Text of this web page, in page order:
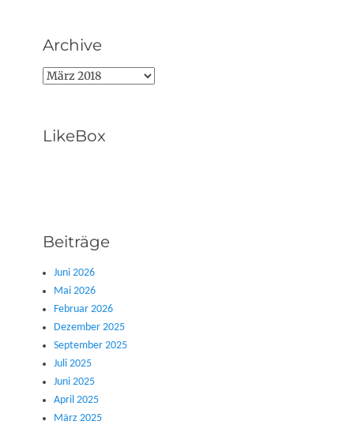
Archive
Archive
LikeBox
Beiträge
Juni 2026
Mai 2026
Februar 2026
Dezember 2025
September 2025
Juli 2025
Juni 2025
April 2025
März 2025